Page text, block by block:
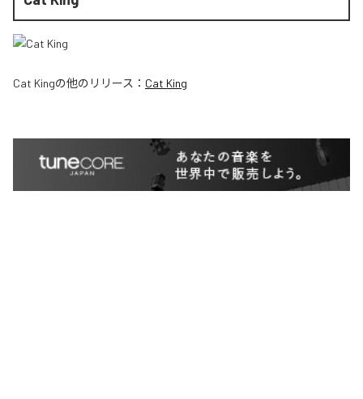
Cat Kingの他のリリース： Cat King